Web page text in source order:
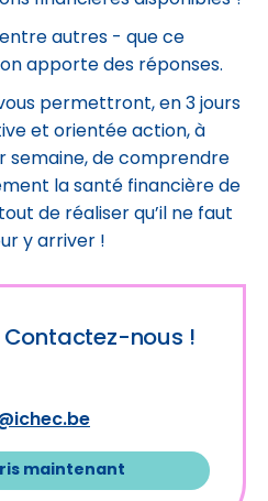
Contactez-nous !
maintenant
autres - que ce
apporte des réponses.
permettront, en 3 jours
et orientée action, à
semaine, de comprendre
la santé financière de
de réaliser qu’il ne faut
y arriver !